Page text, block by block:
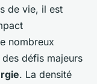
de vie, il est
nombreux
défis majeurs
. La densité